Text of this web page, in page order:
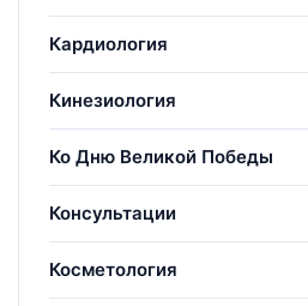
Кардиология
Кинезиология
Ко Дню Великой Победы
Консультации
Косметология